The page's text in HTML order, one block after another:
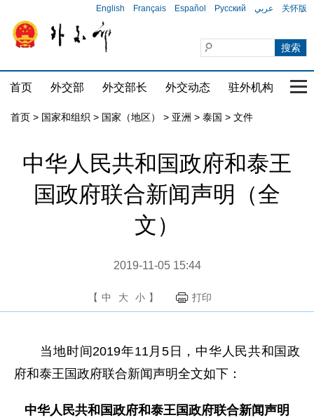
English Français Español Русский عربي 关怀版
首页 外交部 外交部长 外交动态 驻外机构 国
首页 > 国家和组织 > 国家（地区） > 亚洲 > 泰国 > 文件
中华人民共和国政府和泰王
国政府联合新闻声明（全
文）
2019-11-05 15:44
【 中 大 小 】 打印
当地时间2019年11月5日，中华人民共和国政
府和泰王国政府联合新闻声明全文如下：
中华人民共和国政府和泰王国政府联合新闻声明